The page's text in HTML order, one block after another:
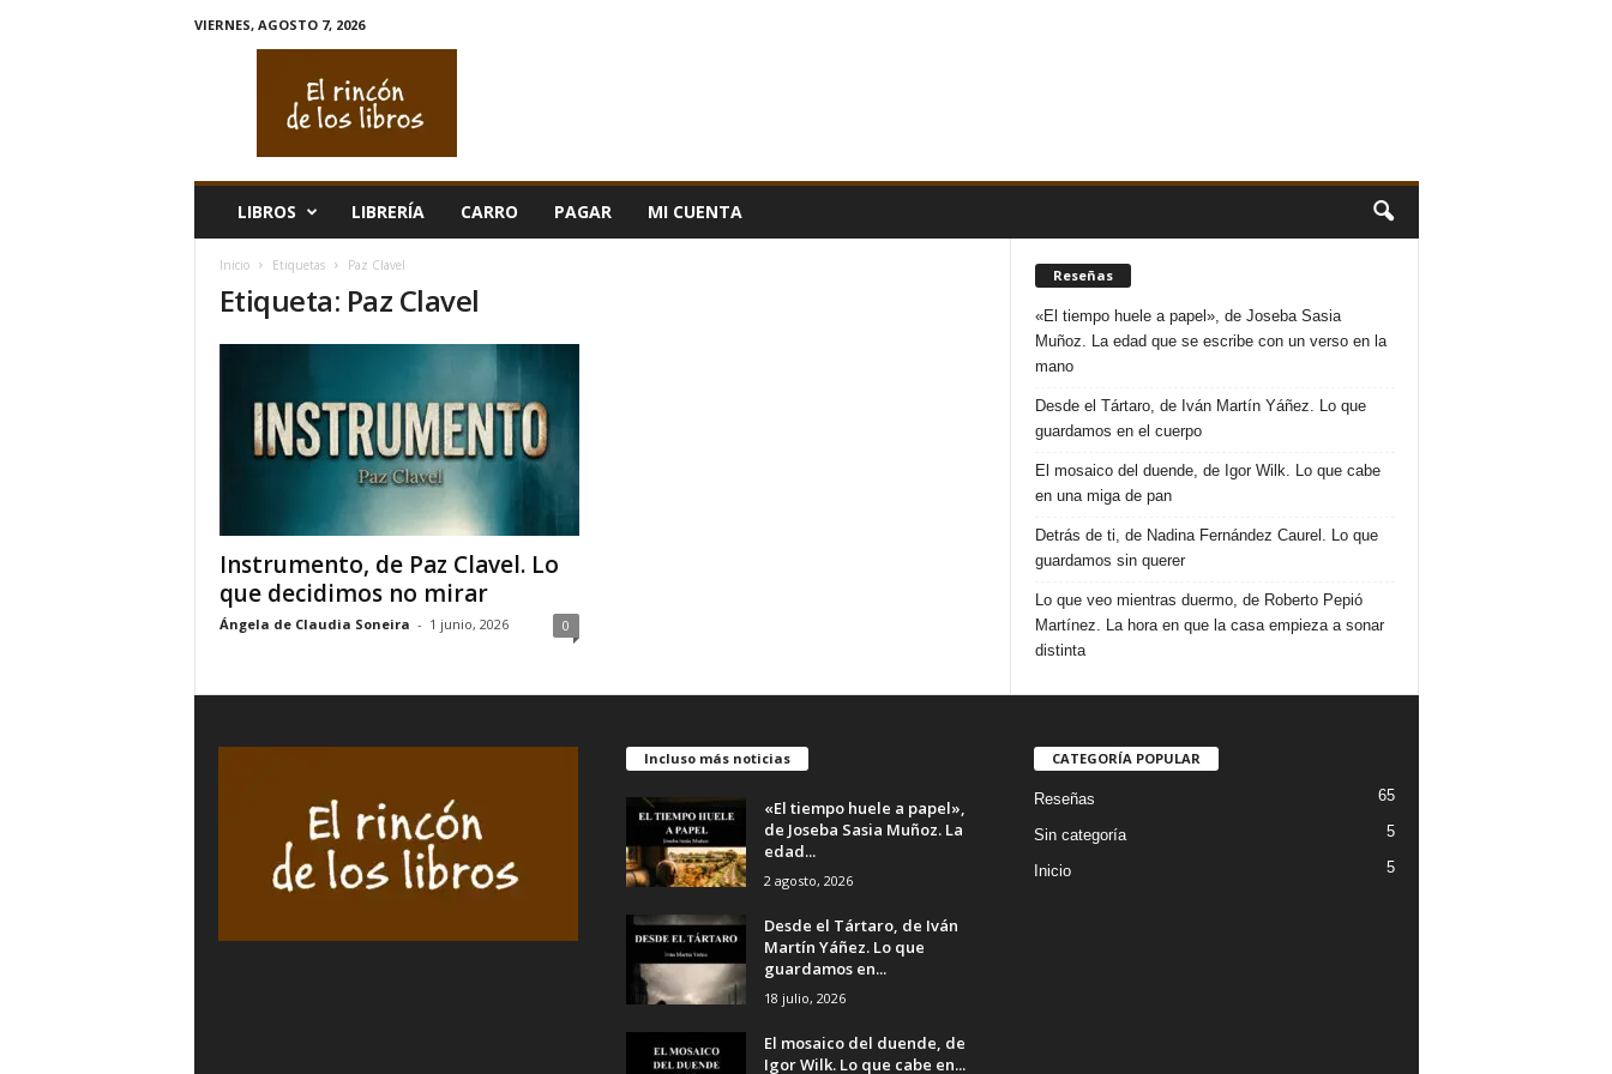
VIERNES, AGOSTO 7, 2026
LIBROS LIBRERÍA CARRO PAGAR MI CUENTA
Inicio Etiquetas Paz Clavel
Etiqueta: Paz Clavel
Instrumento, de Paz Clavel. Lo
que decidimos no mirar
Ángela de Claudia Soneira - 1 junio, 2026 0
Reseñas
«El tiempo huele a papel», de Joseba Sasia
Muñoz. La edad que se escribe con un verso en la
mano
Desde el Tártaro, de Iván Martín Yáñez. Lo que
guardamos en el cuerpo
El mosaico del duende, de Igor Wilk. Lo que cabe
en una miga de pan
Detrás de ti, de Nadina Fernández Caurel. Lo que
guardamos sin querer
Lo que veo mientras duermo, de Roberto Pepió
Martínez. La hora en que la casa empieza a sonar
distinta
Incluso más noticias
«El tiempo huele a papel»,
de Joseba Sasia Muñoz. La
edad...
2 agosto, 2026
Desde el Tártaro, de Iván
Martín Yáñez. Lo que
guardamos en...
18 julio, 2026
El mosaico del duende, de
Igor Wilk. Lo que cabe en...
CATEGORÍA POPULAR
Reseñas 65
Sin categoría 5
Inicio 5